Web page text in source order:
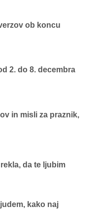
ob koncu
2. do 8. decembra
in misli za praznik,
da te ljubim
kako naj